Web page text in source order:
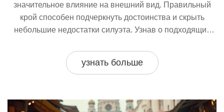
значительное влияние на внешний вид. Правильный
крой способен подчеркнуть достоинства и скрыть
небольшие недостатки силуэта. Узнав о подходящих
уникальный образ. Эта статья предлагает советы по
стилю и факты о том, как подобрать идеальное платье
узнать больше